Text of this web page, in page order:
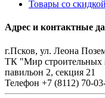
Товары со скидкой
Адрес и контактные
г.Псков, ул. Леона
ТК "Мир строительных
павильон 2, секция 21
Телефон +7 (8112) 70-